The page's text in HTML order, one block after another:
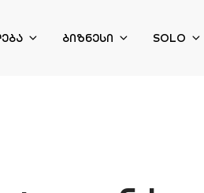
ᲑᲘᲖᲜᲔᲡᲘ SOLO